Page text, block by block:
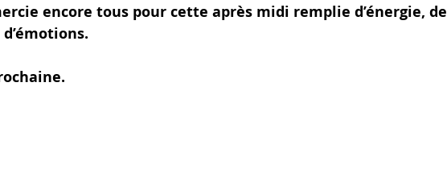
encore tous pour cette après midi remplie d’énergie, de